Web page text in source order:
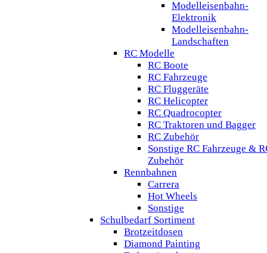
Modelleisenbahn-
Elektronik
Modelleisenbahn-
Landschaften
RC Modelle
RC Boote
RC Fahrzeuge
RC Fluggeräte
RC Helicopter
RC Quadrocopter
RC Traktoren und Bagger
RC Zubehör
Sonstige RC Fahrzeuge &
Zubehör
Rennbahnen
Carrera
Hot Wheels
Sonstige
Schulbedarf Sortiment
Brotzeitdosen
Diamond Painting